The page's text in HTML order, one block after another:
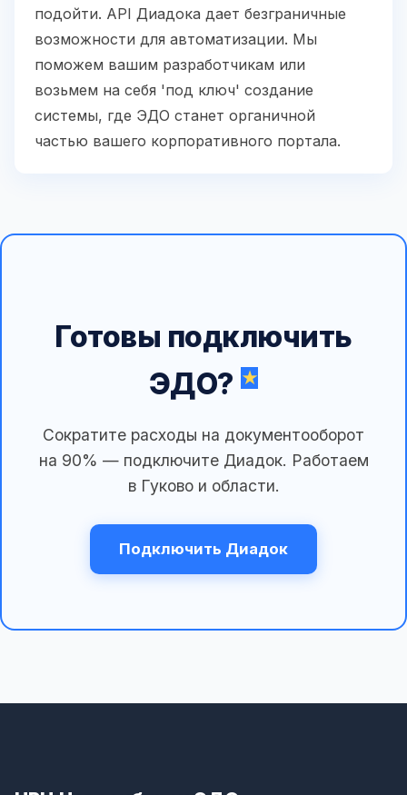
подойти. API Диадока дает безграничные
возможности для автоматизации. Мы
поможем вашим разработчикам или
возьмем на себя 'под ключ' создание
системы, где ЭДО станет органичной
частью вашего корпоративного портала.
Готовы подключить
ЭДО?
Сократите расходы на документооборот
на 90% — подключите Диадок. Работаем
в Гуково и области.
Подключить Диадок